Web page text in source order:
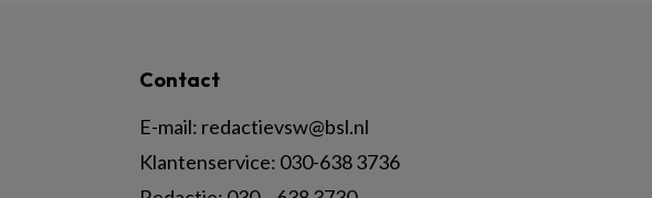
Contact
E-mail: redactievsw@bsl.nl
Klantenservice: 030-638 3736